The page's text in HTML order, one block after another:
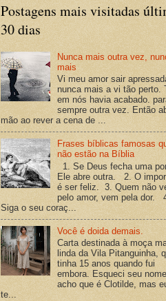
Postagens mais visitadas
30 dias
Nunca mais outra vez,
mais
Vi meu amor sair
nunca mais a vi tão perto.
em nós havia acabado.
sempre outra vez. Então
mão ao rever a cena de ...
Frases bíblicas famosas
não estão na Bíblia
1. Se Deus fecha uma
Ele abre outra. 2. O
é ser feliz. 3. Quem não
pelo amor, vem pela dor.
Siga o seu coraç...
Você é doida demais.
Carta destinada à moça
linda da Vila Pitanguinha,
tinha 15 anos quando fui
embora. Esqueci seu
acho que é Clotilde, mas
te...